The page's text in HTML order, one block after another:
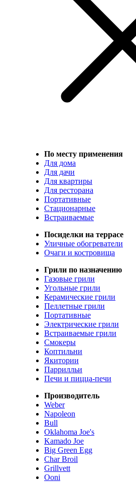
По месту применения
Для дома
Для дачи
Для квартиры
Для ресторана
Портативные
Стационарные
Встраиваемые
Посиделки на террасе
Уличные обогреватели
Очаги и костровища
Грили по назначению
Газовые грили
Угольные грили
Керамические грили
Пеллетные грили
Портативные
Электрические грили
Встраиваемые грили
Смокеры
Коптильни
Якитории
Паррилльи
Печи и пицца-печи
Производитель
Weber
Napoleon
Bull
Oklahoma Joe's
Kamado Joe
Big Green Egg
Char Broil
Grillvett
Ooni